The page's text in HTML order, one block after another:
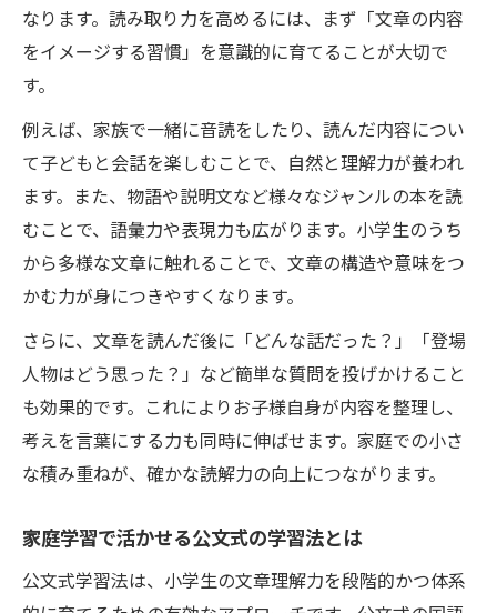
なります。読み取り力を高めるには、まず「文章の内容
をイメージする習慣」を意識的に育てることが大切で
す。
例えば、家族で一緒に音読をしたり、読んだ内容につい
て子どもと会話を楽しむことで、自然と理解力が養われ
ます。また、物語や説明文など様々なジャンルの本を読
むことで、語彙力や表現力も広がります。小学生のうち
から多様な文章に触れることで、文章の構造や意味をつ
かむ力が身につきやすくなります。
さらに、文章を読んだ後に「どんな話だった？」「登場
人物はどう思った？」など簡単な質問を投げかけること
も効果的です。これによりお子様自身が内容を整理し、
考えを言葉にする力も同時に伸ばせます。家庭での小さ
な積み重ねが、確かな読解力の向上につながります。
家庭学習で活かせる公文式の学習法とは
公文式学習法は、小学生の文章理解力を段階的かつ体系